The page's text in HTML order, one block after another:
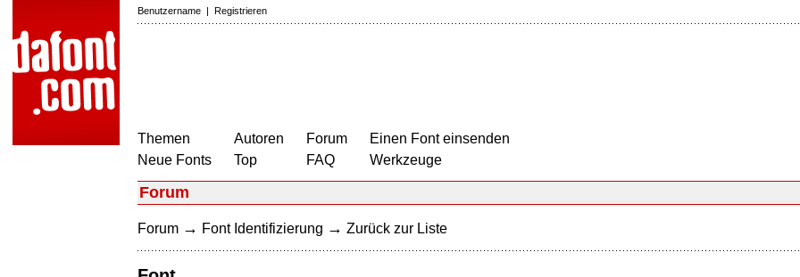
Benutzername | Registrieren
Themen
Neue Fonts
Autoren
Top
Forum
FAQ
Einen Font einsenden
Werkzeuge
Forum
Forum → Font Identifizierung → Zurück zur Liste